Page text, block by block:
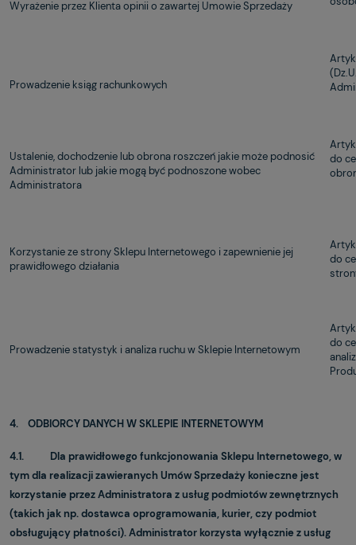
Wyrażenie przez Klienta opinii o zawartej Umowie Sprzedaży
Prowadzenie ksiąg rachunkowych
Ustalenie, dochodzenie lub obrona roszczeń jakie może podnosić
Administrator lub jakie mogą być podnoszone wobec
Administratora
do
Korzystanie ze strony Sklepu Internetowego i zapewnienie jej
prawidłowego działania
do
Prowadzenie statystyk i analiza ruchu w Sklepie Internetowym
do
4. ODBIORCY DANYCH W SKLEPIE INTERNETOWYM
4.1. Dla prawidłowego funkcjonowania Sklepu Internetowego, w
tym dla realizacji zawieranych Umów Sprzedaży konieczne jest
korzystanie przez Administratora z usług podmiotów zewnętrznych
(takich jak np. dostawca oprogramowania, kurier, czy podmiot
obsługujący płatności). Administrator korzysta wyłącznie z usług